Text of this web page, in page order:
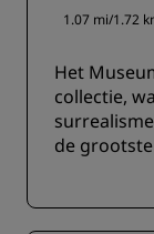
1.07 mi/1.72
Het
collectie,
de